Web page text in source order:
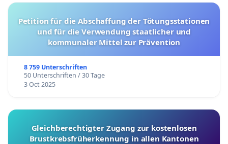
Petition für die Abschaffung der Tötungsstationen
und für die Verwendung staatlicher und
kommunaler Mittel zur Prävention
8 759 Unterschriften
50 Unterschriften / 30 Tage
3 Oct 2025
Gleichberechtigter Zugang zur kostenlosen
Brustkrebsfrüherkennung in allen Kantonen